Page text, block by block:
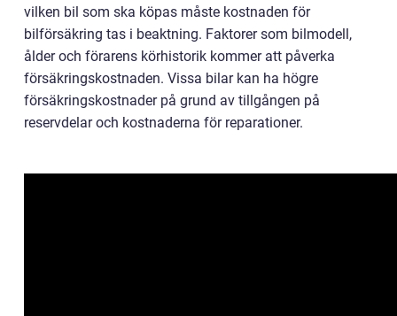
vilken bil som ska köpas måste kostnaden för
bilförsäkring tas i beaktning. Faktorer som bilmodell,
ålder och förarens körhistorik kommer att påverka
försäkringskostnaden. Vissa bilar kan ha högre
försäkringskostnader på grund av tillgången på
reservdelar och kostnaderna för reparationer.